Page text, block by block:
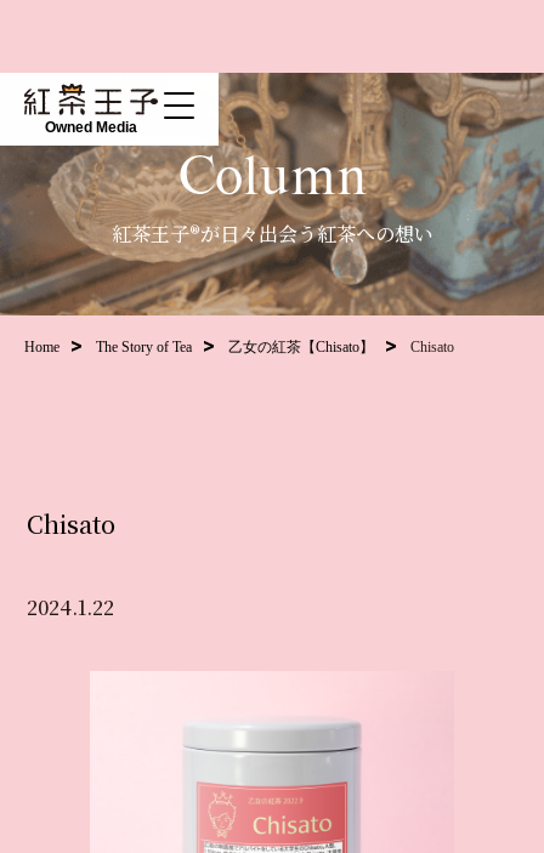
Owned Media
Column
紅茶王子®が日々出会う紅茶への想い
Home The Story of Tea 乙女の紅茶【Chisato】 Chisato
Chisato
2024.1.22